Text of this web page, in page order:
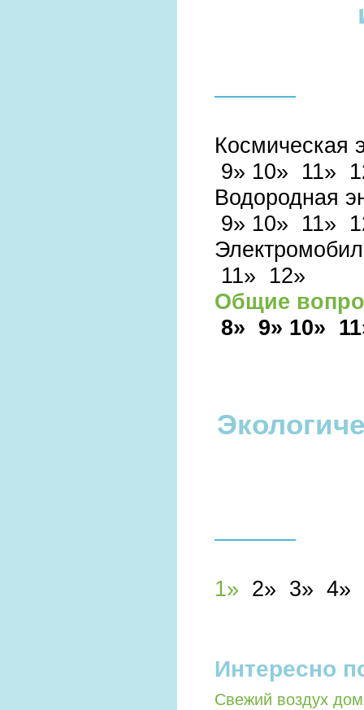
Космическая
9» 10» 11»
Водородная
9» 10» 11»
11» 12»
Общие
8» 9» 10»
1» 2» 3» 4»
Интересно
Свежий воздух